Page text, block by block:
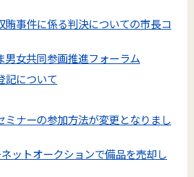
賄事件に係る判決についての市長コ
男女共同参画推進フォーラム
記について
ミナーの参加方法が変更となりまし
ットオークションで備品を売却し